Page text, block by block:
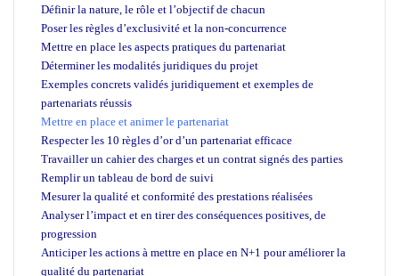
Définir la nature, le rôle et l’objectif de chacun
Poser les règles d’exclusivité et la non-concurrence
Mettre en place les aspects pratiques du partenariat
Déterminer les modalités juridiques du projet
Exemples concrets validés juridiquement et exemples de
partenariats réussis
Mettre en place et animer le partenariat
Respecter les 10 règles d’or d’un partenariat efficace
Travailler un cahier des charges et un contrat signés des parties
Remplir un tableau de bord de suivi
Mesurer la qualité et conformité des prestations réalisées
Analyser l’impact et en tirer des conséquences positives, de
progression
Anticiper les actions à mettre en place en N+1 pour améliorer la
qualité du partenariat